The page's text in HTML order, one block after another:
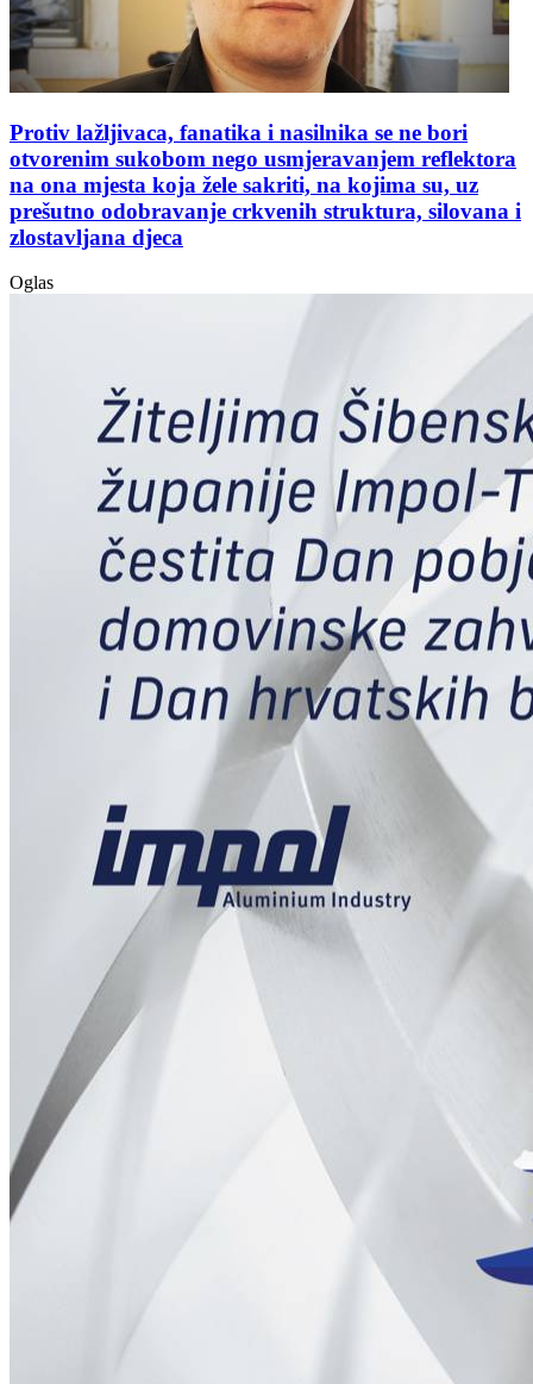
Protiv lažljivaca, fanatika i nasilnika se ne bori
otvorenim sukobom nego usmjeravanjem reflektora
na ona mjesta koja žele sakriti, na kojima su, uz
prešutno odobravanje crkvenih struktura, silovana i
zlostavljana djeca
Oglas